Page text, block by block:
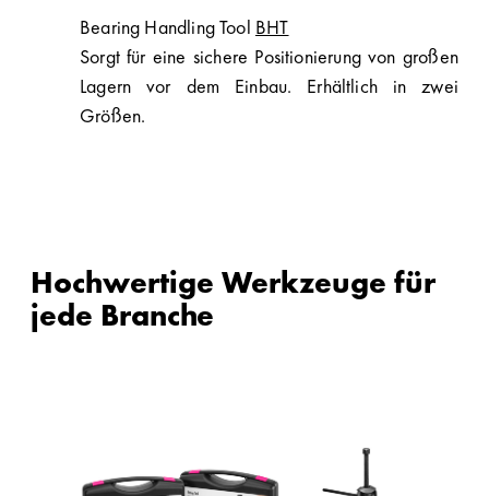
Bearing Handling Tool BHT
Sorgt für eine sichere Positionierung von großen
Lagern vor dem Einbau. Erhältlich in zwei
Größen.
Hochwertige Werkzeuge für
jede Branche